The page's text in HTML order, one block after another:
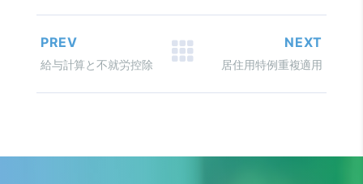
PREV
給与計算と不就労控除
NEXT
居住用特例重複適用